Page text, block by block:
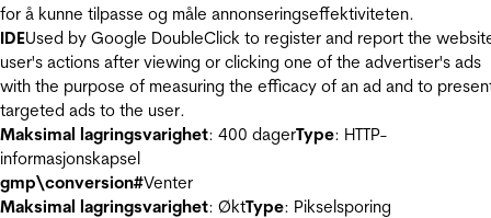
for å kunne tilpasse og måle annonseringseffektiviteten.
IDEUsed by Google DoubleClick to register and report the
user's actions after viewing or clicking one of the advertiser's ads
with the purpose of measuring the efficacy of an ad and to
targeted ads to the user.
Maksimal lagringsvarighet: 400 dagerType: HTTP-
informasjonskapsel
gmp\conversion#Venter
Maksimal lagringsvarighet: ØktType: Pikselsporing